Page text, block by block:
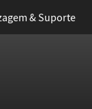
& Suporte